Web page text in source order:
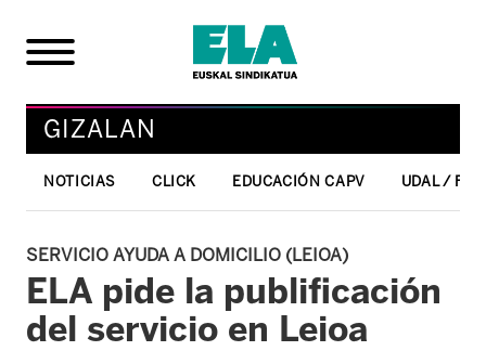
GIZALAN
NOTICIAS CLICK EDUCACIÓN CAPV UDAL /
SERVICIO AYUDA A DOMICILIO (LEIOA)
ELA pide la publificación
del servicio en Leioa